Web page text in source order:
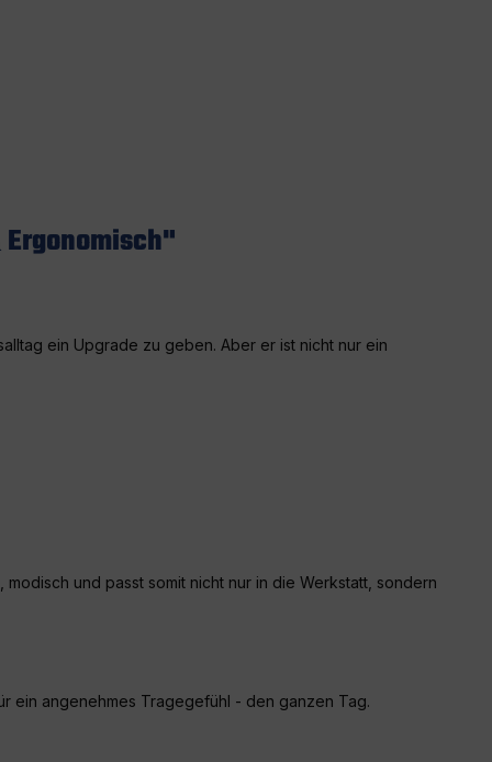
ein Upgrade zu geben. Aber er ist nicht nur ein
und passt somit nicht nur in die Werkstatt, sondern
ein angenehmes Tragegefühl - den ganzen Tag.